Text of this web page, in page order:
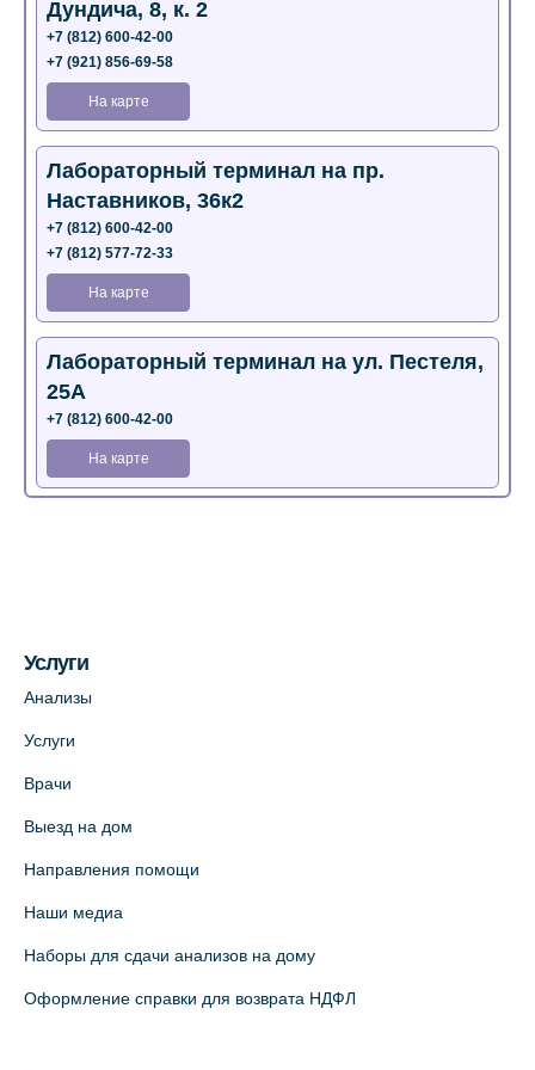
Дундича, 8, к. 2
+7 (812) 600-42-00
+7 (921) 856-69-58
На карте
Лабораторный терминал на пр.
Наставников, 36к2
+7 (812) 600-42-00
+7 (812) 577-72-33
На карте
Лабораторный терминал на ул. Пестеля,
25А
+7 (812) 600-42-00
На карте
Медицинский центр на ул. Моисеенко, 5
+7 (812) 660-73-69
+7 (812) 660-73-69
На карте
Услуги
Анализы
Услуги
Врачи
Выезд на дом
Направления помощи
Наши медиа
Наборы для сдачи анализов на дому
Оформление справки для возврата НДФЛ